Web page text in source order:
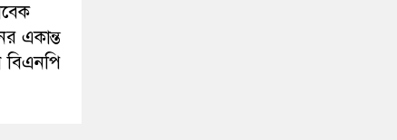
একান্ত